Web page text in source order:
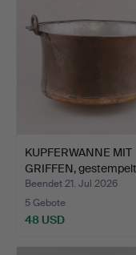
KUPFERWANNE MIT
GRIFFEN,
18./1…
Beendet 21. Jul 2026
5 Gebote
48 USD